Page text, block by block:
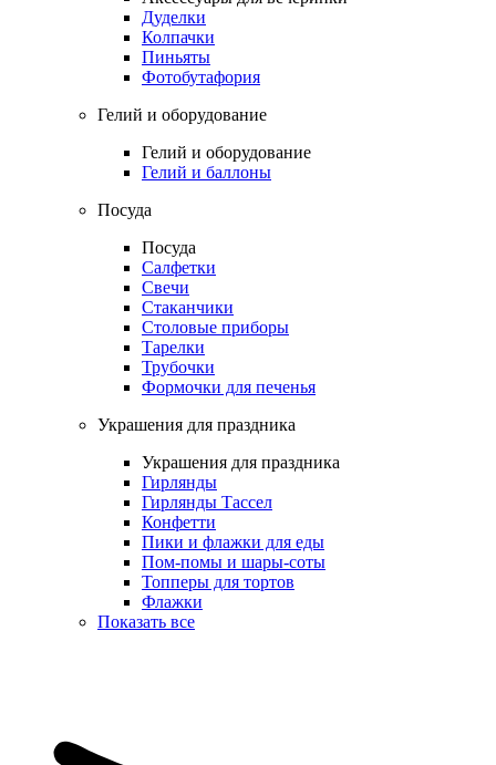
Дуделки
Колпачки
Пиньяты
Фотобутафория
Гелий и оборудование
Гелий и оборудование
Гелий и баллоны
Посуда
Посуда
Салфетки
Свечи
Стаканчики
Столовые приборы
Тарелки
Трубочки
Формочки для печенья
Украшения для праздника
Украшения для праздника
Гирлянды
Гирлянды Тассел
Конфетти
Пики и флажки для еды
Пом-помы и шары-соты
Топперы для тортов
Флажки
Показать все